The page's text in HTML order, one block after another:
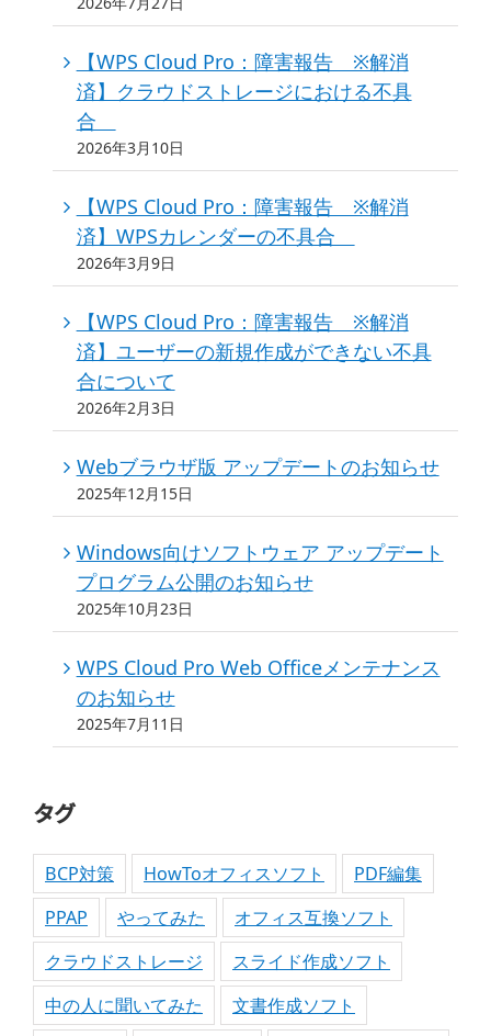
【WPS Cloud Pro：障害報告 ※解消
済】クラウドストレージにおける不具
合
2026年3月10日
【WPS Cloud Pro：障害報告 ※解消
済】WPSカレンダーの不具合
2026年3月9日
【WPS Cloud Pro：障害報告 ※解消
済】ユーザーの新規作成ができない不具
合について
2026年2月3日
Webブラウザ版 アップデートのお知らせ
2025年12月15日
Windows向けソフトウェア アップデート
プログラム公開のお知らせ
2025年10月23日
WPS Cloud Pro Web Officeメンテナンス
のお知らせ
2025年7月11日
タグ
BCP対策 HowToオフィスソフト
PDF編集
PPAP
やってみた
オフィス互換ソフト
クラウドストレージ
スライド作成ソフト
中の人に聞いてみた
文書作成ソフト